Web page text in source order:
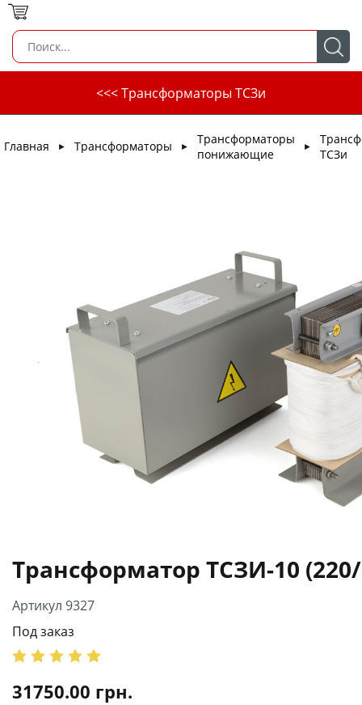
<<< Трансформаторы ТСЗи
Главная ► Трансформаторы ►
Трансформаторы
понижающие
►
ТСЗи
Трансформатор ТСЗИ-10
Артикул 9327
Под заказ
31750.00 грн.